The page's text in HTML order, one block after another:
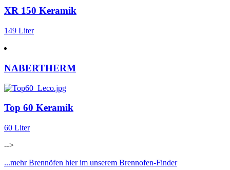
XR 150 Keramik
149 Liter
NABERTHERM
Top 60 Keramik
60 Liter
-->
...mehr Brennöfen hier im unserem Brennofen-Finder